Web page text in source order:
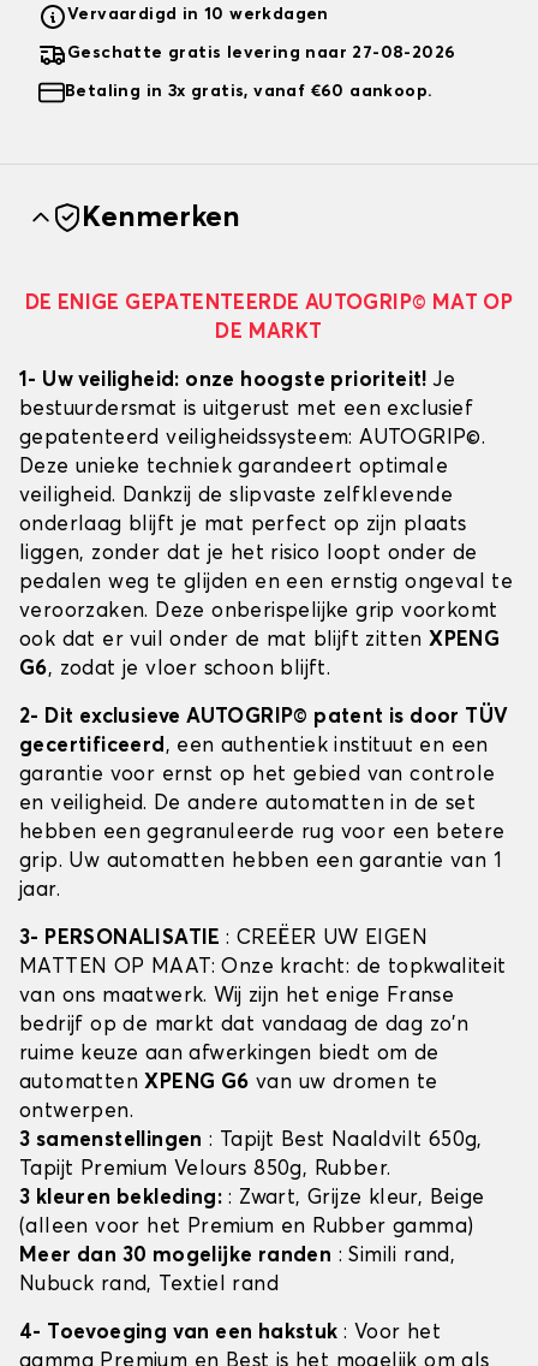
Vervaardigd in 10 werkdagen
Geschatte gratis levering naar 27-08-2026
Betaling in 3x gratis, vanaf €60 aankoop.
Kenmerken
DE ENIGE GEPATENTEERDE AUTOGRIP© MAT OP
DE MARKT
1- Uw veiligheid: onze hoogste prioriteit!Je
bestuurdersmat is uitgerust met een exclusief
gepatenteerd veiligheidssysteem: AUTOGRIP©.
Deze unieke techniek garandeert optimale
veiligheid. Dankzij de slipvaste zelfklevende
onderlaag blijft je mat perfect op zijn plaats
liggen, zonder dat je het risico loopt onder de
pedalen weg te glijden en een ernstig ongeval te
veroorzaken. Deze onberispelijke grip voorkomt
ook dat er vuil onder de mat blijft zittenXPENG
G6, zodat je vloer schoon blijft.
2- Dit exclusieve AUTOGRIP© patent is door TÜV
gecertificeerd, een authentiek instituut en een
garantie voor ernst op het gebied van controle
en veiligheid. De andere automatten in de set
hebben een gegranuleerde rug voor een betere
grip. Uw automatten hebben een garantie van 1
jaar.
3- PERSONALISATIE: CREËER UW EIGEN
MATTEN OP MAAT: Onze kracht: de topkwaliteit
van ons maatwerk. Wij zijn het enige Franse
bedrijf op de markt dat vandaag de dag zo'n
ruime keuze aan afwerkingen biedt om de
automattenXPENG G6 van uw dromen te
ontwerpen.
3 samenstellingen : Tapijt Best Naaldvilt 650g,
Tapijt Premium Velours 850g, Rubber.
3 kleuren bekleding: : Zwart, Grijze kleur, Beige
(alleen voor het Premium en Rubber gamma)
Meer dan 30 mogelijke randen : Simili rand,
Nubuck rand, Textiel rand
4- Toevoeging van een hakstuk : Voor het